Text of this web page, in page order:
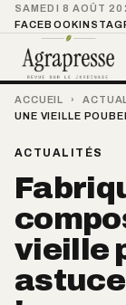
SAMEDI 8 AOÛT
FACEBOOK
ACCUEIL ›
UNE VIEILLE
ACTUALITÉS
vieille